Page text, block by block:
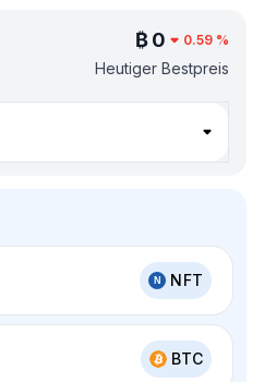
₿ 0 0.59 %
Heutiger Bestpreis
NFT
BTC